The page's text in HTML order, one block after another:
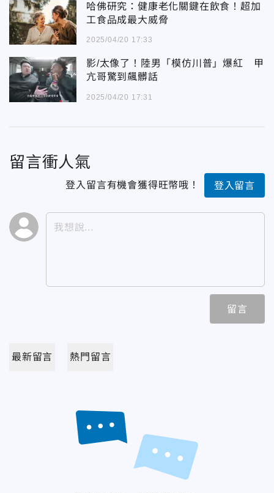
哈佛研究：健康老化關鍵在飲食！超加
工食品成最大威脅
2025/04/20 17:33
影/太像了！陸男「模仿川普」爆紅 甲
亢哥驚到飆髒話
2025/04/20 17:31
留言衝人氣
登入留言有機會獲得旺幣哦！ 登入留言
留言
最新留言 熱門留言